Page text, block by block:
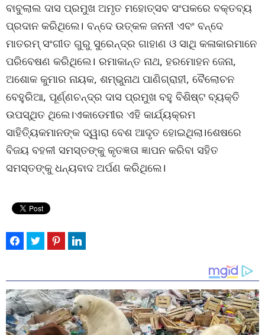
ବାବୁଲାଲ ଦାସ ପ୍ରମୁଖ ଅମୃତ ମହୋତ୍ସବ ସଂପକରେ ବକ୍ତବ୍ୟ
ପ୍ରଦାନ କରିଥିଲେ। ବନ୍ଦେ ଉତ୍କଳ ଜନନୀ ଏବଂ ବନ୍ଦେ
ମାତରମ୍ ସଂଗୀତ ଗୁରୁ ସୁରେନ୍ଦ୍ର ଗାହାଣ ଓ ସାଥି କଳାକାରମାନେ
ପରିବେଷଣ କରିଥିଲେ। ରମାକାନ୍ତ ନାଥ, ହରମୋହନ ଜେନା,
ଅଶୋକ କୁମାର ନାୟକ, ଶମ୍ଭୁନାଥ ପାଣିଗ୍ରାହୀ, ବୈଲୋଚନ
ବେହୁରିଆ, ପୂର୍ଣ୍ଣଚନ୍ଦ୍ର ଦାସ ପ୍ରମୁଖ ବହୁ ବିଶିଷ୍ଟ ବ୍ୟକ୍ତି
ଉପସ୍ଥିତ ଥିଲେ।ଏକାଡେମୀର ଏହି କାର୍ଯ୍ୟକ୍ରମ
ସାହିତ୍ୟିକମାନଙ୍କ ଦ୍ୱାରା ବେଶ ଆଦୃତ ହୋଇଥିଲା।ଶେଷରେ
ବିଜୟ ବହଳୀ ସମସ୍ତଙ୍କୁ କୃତଜ୍ଞତା ଜ୍ଞାପନ କରିବା ସହିତ
ସମସ୍ତଙ୍କୁ ଧନ୍ୟବାଦ ଅର୍ପଣ କରିଥିଲେ।